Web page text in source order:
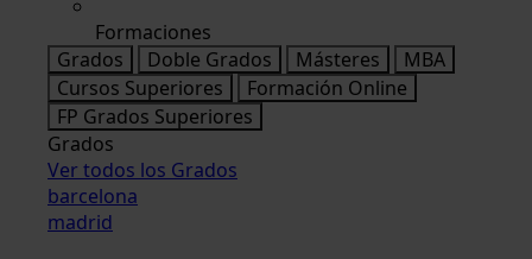
Formaciones
Grados
Doble Grados Másteres
MBA
Cursos Superiores
Formación Online
FP Grados Superiores
Grados
Ver todos los Grados
barcelona
madrid